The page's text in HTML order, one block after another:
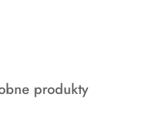
produkty